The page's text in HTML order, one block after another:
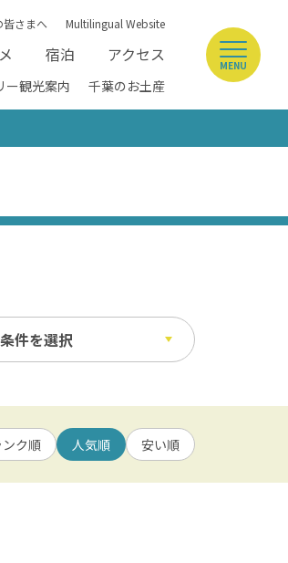
皆さまへ Multilingual Website
宿泊 アクセス
ー観光案内 千葉のお土産
MENU
件を選択
ーツ・フィットネス
り
ク順 人気順 安い順